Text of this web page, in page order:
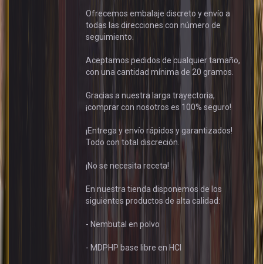
Ofrecemos embalaje discreto y envío a
todas las direcciones con número de
seguimiento.
Aceptamos pedidos de cualquier tamaño,
con una cantidad mínima de 20 gramos.
Gracias a nuestra larga trayectoria,
¡comprar con nosotros es 100% seguro!
¡Entrega y envío rápidos y garantizados!
Todo con total discreción.
¡No se necesita receta!
En nuestra tienda disponemos de los
siguientes productos de alta calidad:
- Nembutal en polvo
- MDPHP base libre en HCl